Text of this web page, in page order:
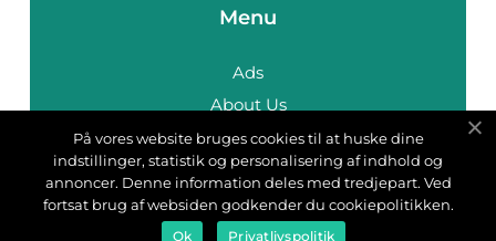
Menu
Ads
About Us
Cookies
Contact
Sitemap
På vores website bruges cookies til at huske dine
indstillinger, statistik og personalisering af indhold og
annoncer. Denne information deles med tredjepart. Ved
fortsat brug af websiden godkender du cookiepolitikken.
Ok Privatlivspolitik